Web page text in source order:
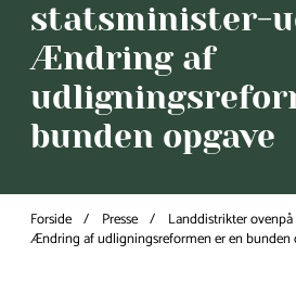
statsminister-
Ændring af
bunden opgave
Forside Presse
Landdistrikter
Ændring af udligningsreformen er en bunden